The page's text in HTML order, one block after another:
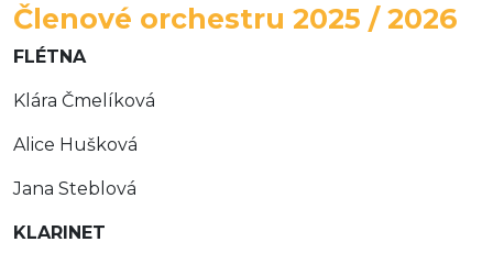
Členové orchestru 2025 / 2026
FLÉTNA
Klára Čmelíková
Alice Hušková
Jana Steblová
KLARINET